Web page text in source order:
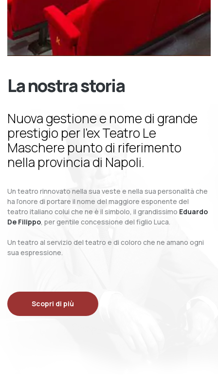
La nostra storia
Nuova gestione e nome di grande
prestigio per l’ex Teatro Le
Maschere punto di riferimento
nella provincia di Napoli.
Un teatro rinnovato nella sua veste e nella sua personalità che
ha l’onore di portare il nome del maggiore esponente del
teatro italiano colui che ne è il simbolo, il grandissimo Eduardo
De Filippo, per gentile concessione del figlio Luca.
Un teatro al servizio del teatro e di coloro che ne amano ogni
sua espressione.
Scopri di più